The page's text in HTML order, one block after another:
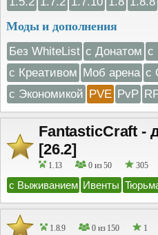
Моды и дополнения
Без WhiteList с Донатом с
с Креативом Моб арена с
с Экономикой PVE PvP
FantasticCraft -
[26.2]
1.13 0 из 50 305
с Выживанием Ивенты
1.8.9 0 из 150 1